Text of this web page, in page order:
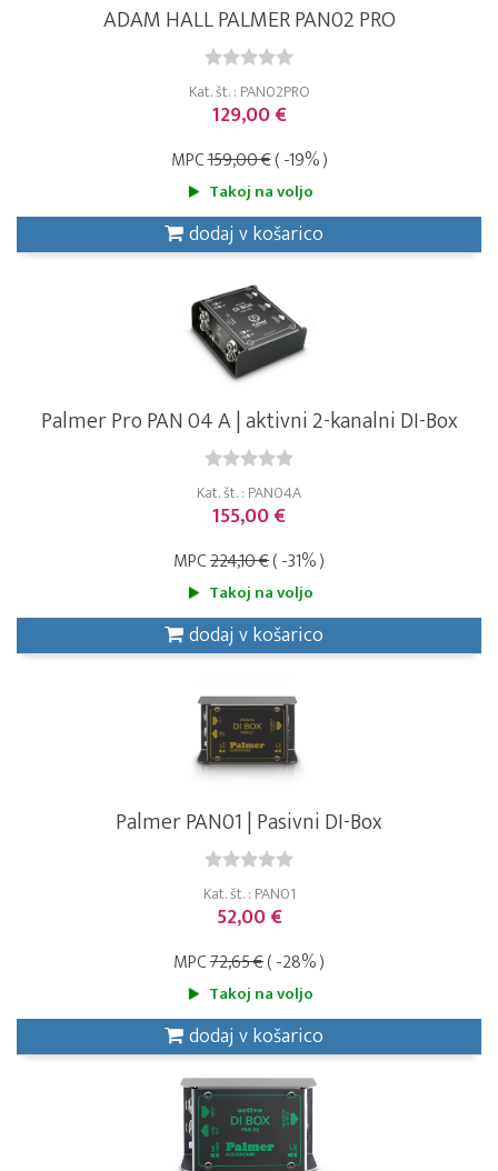
ADAM HALL PALMER PAN02 PRO
Kat. št. : PAN02PRO
129,00 €
MPC159,00 €( -19% )
Takoj na voljo
dodaj v košarico
Palmer Pro PAN 04 A | aktivni 2-kanalni DI-Box
Kat. št. : PAN04A
155,00 €
MPC224,10 €( -31% )
Takoj na voljo
dodaj v košarico
Palmer PAN01 | Pasivni DI-Box
Kat. št. : PAN01
52,00 €
MPC72,65 €( -28% )
Takoj na voljo
dodaj v košarico